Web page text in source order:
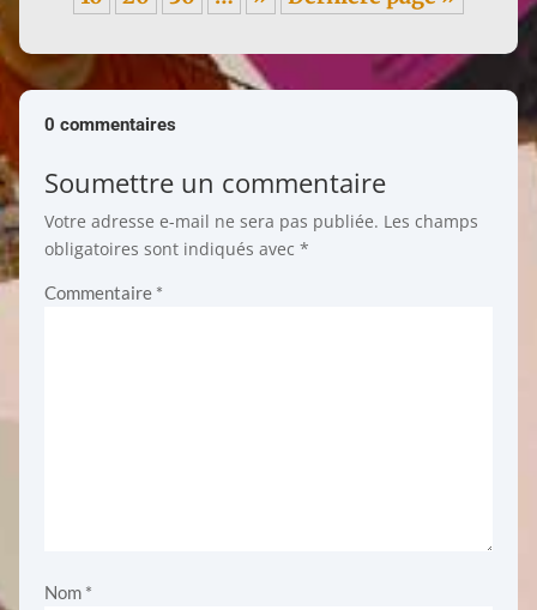
0 commentaires
Soumettre un commentaire
Votre adresse e-mail ne sera pas publiée. Les champs
obligatoires sont indiqués avec *
Commentaire *
Nom *